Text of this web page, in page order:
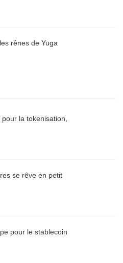
rênes de Yuga
la tokenisation,
se rêve en petit
pour le stablecoin